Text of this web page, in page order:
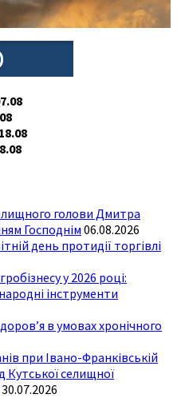
голови Дмитра
Господнім 06.08.2026
день протидії торгівлі
у 2026 році:
інструменти
в умовах хронічного
при Івано-Франківській
Кутської селищної
30.07.2026